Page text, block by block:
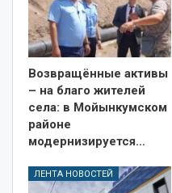
Возвращённые активы
– на благо жителей
села: в Мойынкумском
районе
модернизируется…
ЛЕНТА НОВОСТЕЙ